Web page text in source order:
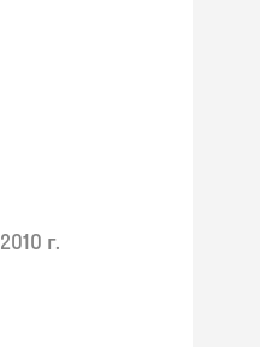
2010 г.